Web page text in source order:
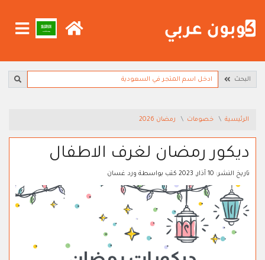
البحث
الرئيسية خصومات رمضان 2026
ديكور رمضان لغرف الاطفال
تاريخ النشر: 10 آذار, 2023 كتب بواسطة ورد غسان